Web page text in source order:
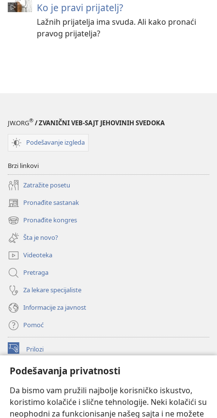
Podešavanja privatnosti
Da bismo vam pružili najbolje korisničko iskustvo,
koristimo kolačiće i slične tehnologije. Neki kolačići su
neophodni za funkcionisanje našeg sajta i ne možete
Ko je pravi prijatelj?
Lažnih prijatelja ima svuda. Ali kako pronaći
pravog prijatelja?
JW.ORG® / ZVANIČNI VEB-SAJT JEHOVINIH SVEDOKA
Podešavanje izgleda
Brzi linkovi
Zatražite posetu
Pronađite sastanak
(otvara
novi
prozor)
Pronađite kongres
(otvara
novi
prozor)
Šta je novo?
Videoteka
Pretraga
Za lekare specijaliste
Informacije za javnost
Pomoć
Prilozi
(otvara
prozor)ONLAJN BIBLIOTEKA Watchtower
novi
prozor)JW Hub
(otvara
novi